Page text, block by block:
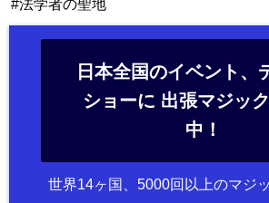
法学者の聖地
日本全国のイベント、
ショーに 出張マジッ
中！
世界14ヶ国、5000回以上のマジ